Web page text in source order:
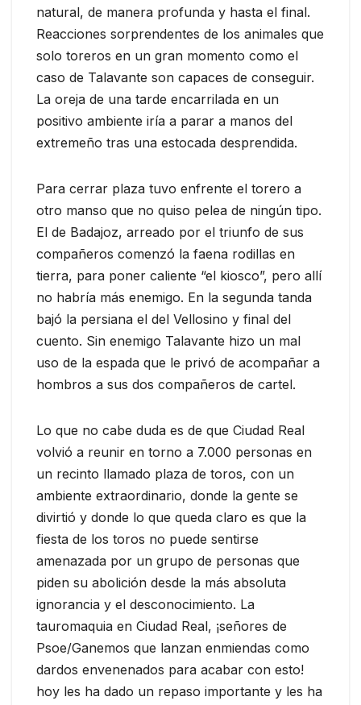
natural, de manera profunda y hasta el final.
Reacciones sorprendentes de los animales que
solo toreros en un gran momento como el
caso de Talavante son capaces de conseguir.
La oreja de una tarde encarrilada en un
positivo ambiente iría a parar a manos del
extremeño tras una estocada desprendida.
Para cerrar plaza tuvo enfrente el torero a
otro manso que no quiso pelea de ningún tipo.
El de Badajoz, arreado por el triunfo de sus
compañeros comenzó la faena rodillas en
tierra, para poner caliente “el kiosco”, pero allí
no habría más enemigo. En la segunda tanda
bajó la persiana el del Vellosino y final del
cuento. Sin enemigo Talavante hizo un mal
uso de la espada que le privó de acompañar a
hombros a sus dos compañeros de cartel.
Lo que no cabe duda es de que Ciudad Real
volvió a reunir en torno a 7.000 personas en
un recinto llamado plaza de toros, con un
ambiente extraordinario, donde la gente se
divirtió y donde lo que queda claro es que la
fiesta de los toros no puede sentirse
amenazada por un grupo de personas que
piden su abolición desde la más absoluta
ignorancia y el desconocimiento. La
tauromaquia en Ciudad Real, ¡señores de
Psoe/Ganemos que lanzan enmiendas como
dardos envenenados para acabar con esto!
hoy les ha dado un repaso importante y les ha